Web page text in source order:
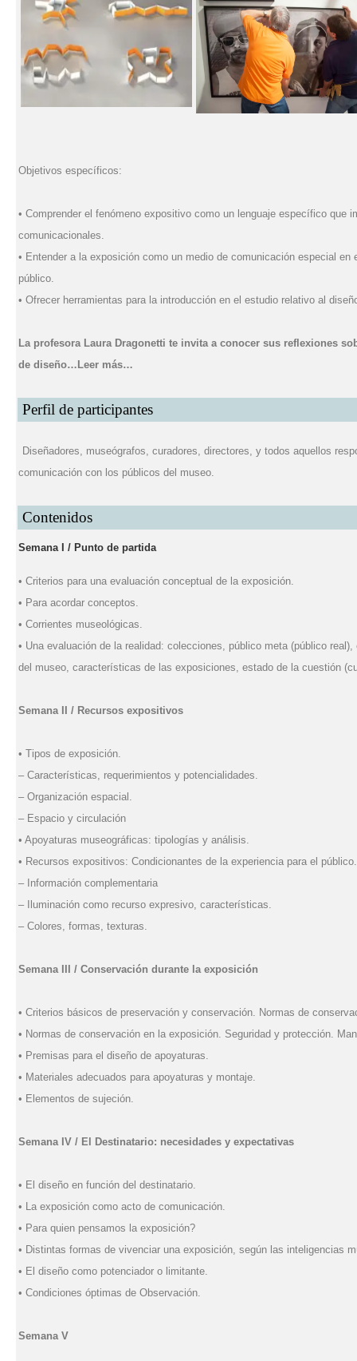
Objetivos específicos:
• Comprender el fenómeno expositivo como un lenguaje específico que
comunicacionales.
• Entender a la exposición como un medio de comunicación especial
público.
• Ofrecer herramientas para la introducción en el estudio relativo al
La profesora Laura Dragonetti te invita a conocer sus reflexiones
de diseño… Leer más…
Perfil de participantes
Diseñadores, museógrafos, curadores, directores, y todos aquellos
comunicación con los públicos del museo.
Contenidos
Semana I / Punto de partida
• Criterios para una evaluación conceptual de la exposición.
• Para acordar conceptos.
• Corrientes museológicas.
• Una evaluación de la realidad: colecciones, público meta (público
del museo, características de las exposiciones, estado de la cuestión
Semana II / Recursos expositivos
• Tipos de exposición.
– Características, requerimientos y potencialidades.
– Organización espacial.
– Espacio y circulación
• Apoyaturas museográficas: tipologías y análisis.
• Recursos expositivos: Condicionantes de la experiencia para el público.
– Información complementaria
– Iluminación como recurso expresivo, características.
– Colores, formas, texturas.
Semana III / Conservación durante la exposición
• Criterios básicos de preservación y conservación. Normas de
• Normas de conservación en la exposición. Seguridad y protección.
• Premisas para el diseño de apoyaturas.
• Materiales adecuados para apoyaturas y montaje.
• Elementos de sujeción.
Semana IV / El Destinatario: necesidades y expectativas
• El diseño en función del destinatario.
• La exposición como acto de comunicación.
• Para quien pensamos la exposición?
• Distintas formas de vivenciar una exposición, según las inteligencias
• El diseño como potenciador o limitante.
• Condiciones óptimas de Observación.
Semana V